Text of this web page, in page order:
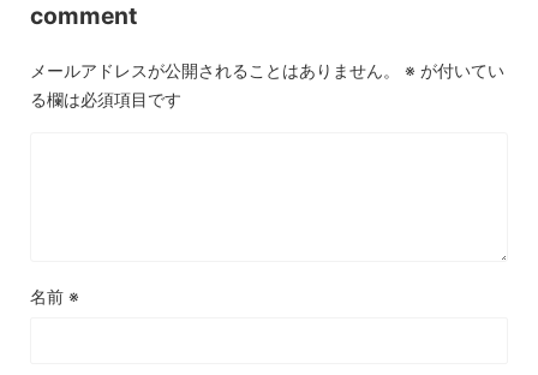
comment
メールアドレスが公開されることはありません。 ※ が付いてい
る欄は必須項目です
名前 ※